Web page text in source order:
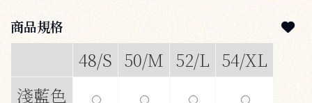
商品規格
48/S 50/M 52/L 54/XL
淺藍色